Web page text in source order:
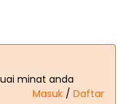
minat anda
Masuk / Daftar